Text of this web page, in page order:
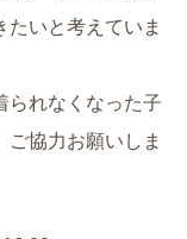
たいと考えていま
られなくなった子
ご協力お願いしま